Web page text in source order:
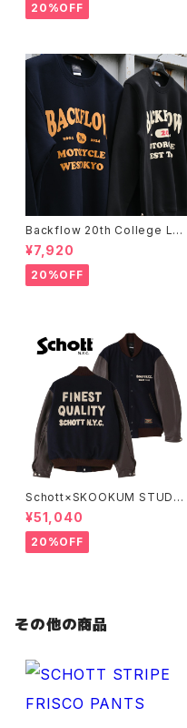
20%OFF
Backflow 20th College Lo
go T/C Sweat
¥7,920
20%OFF
Schott×SKOOKUM STUDIU
M JACKET FINEST QUALIT
Y
¥51,040
20%OFF
その他の商品